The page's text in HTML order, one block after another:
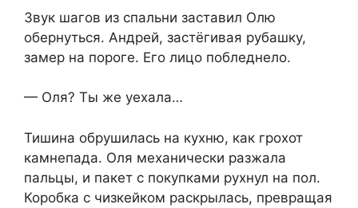
Звук шагов из спальни заставил Олю
обернуться. Андрей, застёгивая рубашку,
замер на пороге. Его лицо побледнело.
— Оля? Ты же уехала…
Тишина обрушилась на кухню, как грохот
камнепада. Оля механически разжала
пальцы, и пакет с покупками рухнул на пол.
Коробка с чизкейком раскрылась, превращая